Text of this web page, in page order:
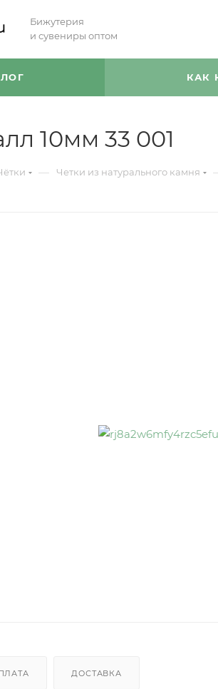
Бижутерия
и сувениры оптом
КАК
10мм 33 001
— Четки из натурального камня
ДОСТАВКА